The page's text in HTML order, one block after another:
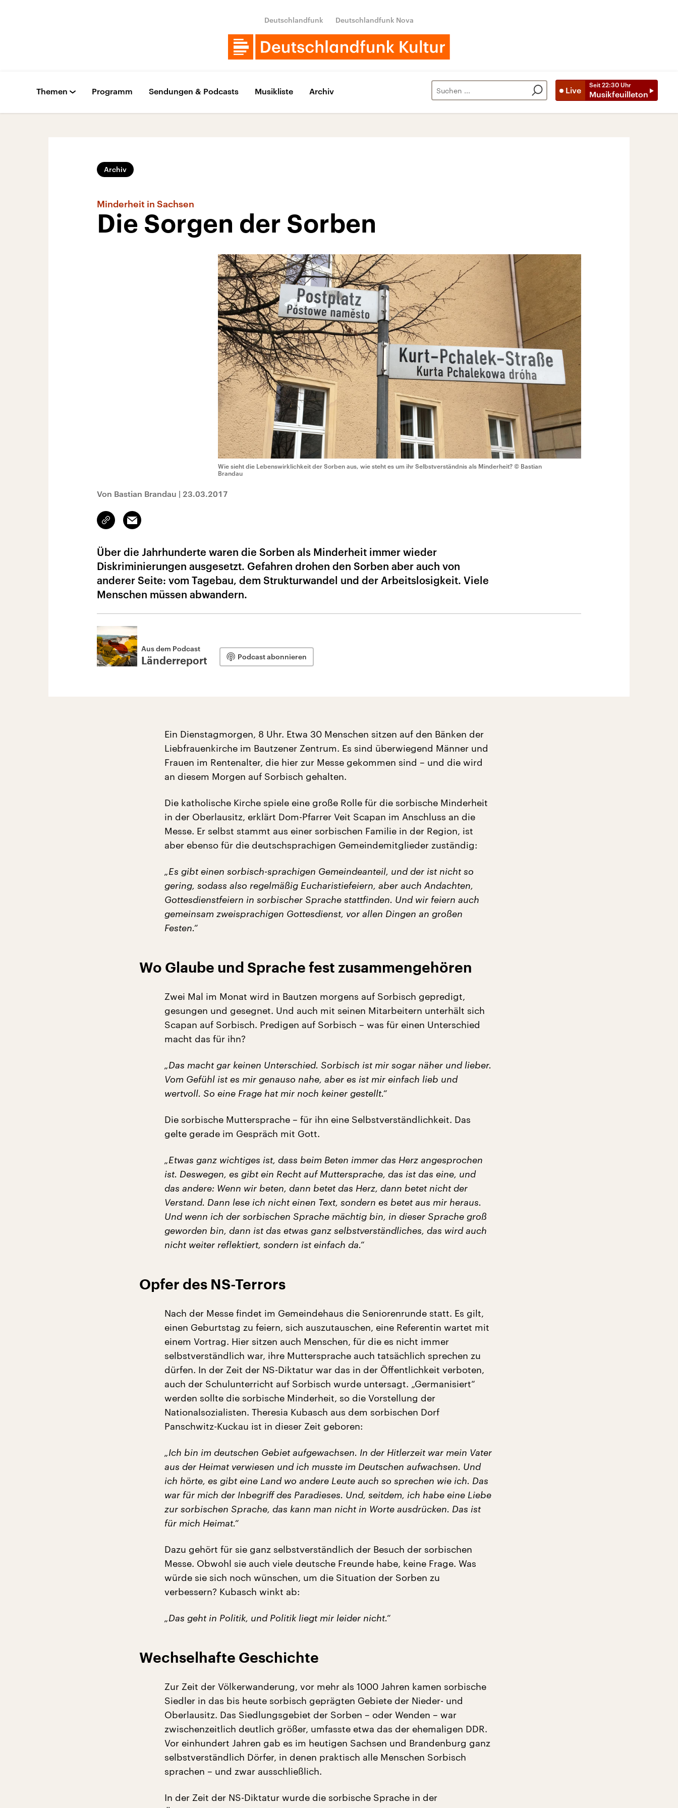
Deutschlandfunk Deutschlandfunk Nova
Live
Seit 22:30 Uhr
Musikfeuilleton
Themen Programm Sendungen & Podcasts Musikliste Archiv
Archiv
Minderheit in Sachsen
Die Sorgen der Sorben
Wie sieht die Lebenswirklichkeit der Sorben aus, wie steht es um ihr Selbstverständnis als Minderheit? © Bastian
Brandau
Von Bastian Brandau | 23.03.2017
Link
kopieren/teilen
Email
Über die Jahrhunderte waren die Sorben als Minderheit immer wieder
Diskriminierungen ausgesetzt. Gefahren drohen den Sorben aber auch von
anderer Seite: vom Tagebau, dem Strukturwandel und der Arbeitslosigkeit. Viele
Menschen müssen abwandern.
Aus dem Podcast
Länderreport Podcast abonnieren
Ein Dienstagmorgen, 8 Uhr. Etwa 30 Menschen sitzen auf den Bänken der
Liebfrauenkirche im Bautzener Zentrum. Es sind überwiegend Männer und
Frauen im Rentenalter, die hier zur Messe gekommen sind – und die wird
an diesem Morgen auf Sorbisch gehalten.
Die katholische Kirche spiele eine große Rolle für die sorbische Minderheit
in der Oberlausitz, erklärt Dom-Pfarrer Veit Scapan im Anschluss an die
Messe. Er selbst stammt aus einer sorbischen Familie in der Region, ist
aber ebenso für die deutschsprachigen Gemeindemitglieder zuständig:
„Es gibt einen sorbisch-sprachigen Gemeindeanteil, und der ist nicht so
gering, sodass also regelmäßig Eucharistiefeiern, aber auch Andachten,
Gottesdienstfeiern in sorbischer Sprache stattfinden. Und wir feiern auch
gemeinsam zweisprachigen Gottesdienst, vor allen Dingen an großen
Festen.“
Wo Glaube und Sprache fest zusammengehören
Zwei Mal im Monat wird in Bautzen morgens auf Sorbisch gepredigt,
gesungen und gesegnet. Und auch mit seinen Mitarbeitern unterhält sich
Scapan auf Sorbisch. Predigen auf Sorbisch – was für einen Unterschied
macht das für ihn?
„Das macht gar keinen Unterschied. Sorbisch ist mir sogar näher und lieber.
Vom Gefühl ist es mir genauso nahe, aber es ist mir einfach lieb und
wertvoll. So eine Frage hat mir noch keiner gestellt.“
Die sorbische Muttersprache – für ihn eine Selbstverständlichkeit. Das
gelte gerade im Gespräch mit Gott.
„Etwas ganz wichtiges ist, dass beim Beten immer das Herz angesprochen
ist. Deswegen, es gibt ein Recht auf Muttersprache, das ist das eine, und
das andere: Wenn wir beten, dann betet das Herz, dann betet nicht der
Verstand. Dann lese ich nicht einen Text, sondern es betet aus mir heraus.
Und wenn ich der sorbischen Sprache mächtig bin, in dieser Sprache groß
geworden bin, dann ist das etwas ganz selbstverständliches, das wird auch
nicht weiter reflektiert, sondern ist einfach da.“
Opfer des NS-Terrors
Nach der Messe findet im Gemeindehaus die Seniorenrunde statt. Es gilt,
einen Geburtstag zu feiern, sich auszutauschen, eine Referentin wartet mit
einem Vortrag. Hier sitzen auch Menschen, für die es nicht immer
selbstverständlich war, ihre Muttersprache auch tatsächlich sprechen zu
dürfen. In der Zeit der NS-Diktatur war das in der Öffentlichkeit verboten,
auch der Schulunterricht auf Sorbisch wurde untersagt. „Germanisiert“
werden sollte die sorbische Minderheit, so die Vorstellung der
Nationalsozialisten. Theresia Kubasch aus dem sorbischen Dorf
Panschwitz-Kuckau ist in dieser Zeit geboren:
„Ich bin im deutschen Gebiet aufgewachsen. In der Hitlerzeit war mein Vater
aus der Heimat verwiesen und ich musste im Deutschen aufwachsen. Und
ich hörte, es gibt eine Land wo andere Leute auch so sprechen wie ich. Das
war für mich der Inbegriff des Paradieses. Und, seitdem, ich habe eine Liebe
zur sorbischen Sprache, das kann man nicht in Worte ausdrücken. Das ist
für mich Heimat.“
Dazu gehört für sie ganz selbstverständlich der Besuch der sorbischen
Messe. Obwohl sie auch viele deutsche Freunde habe, keine Frage. Was
würde sie sich noch wünschen, um die Situation der Sorben zu
verbessern? Kubasch winkt ab:
„Das geht in Politik, und Politik liegt mir leider nicht.“
Wechselhafte Geschichte
Zur Zeit der Völkerwanderung, vor mehr als 1000 Jahren kamen sorbische
Siedler in das bis heute sorbisch geprägten Gebiete der Nieder- und
Oberlausitz. Das Siedlungsgebiet der Sorben – oder Wenden – war
zwischenzeitlich deutlich größer, umfasste etwa das der ehemaligen DDR.
Vor einhundert Jahren gab es im heutigen Sachsen und Brandenburg ganz
selbstverständlich Dörfer, in denen praktisch alle Menschen Sorbisch
sprachen – und zwar ausschließlich.
In der Zeit der NS-Diktatur wurde die sorbische Sprache in der